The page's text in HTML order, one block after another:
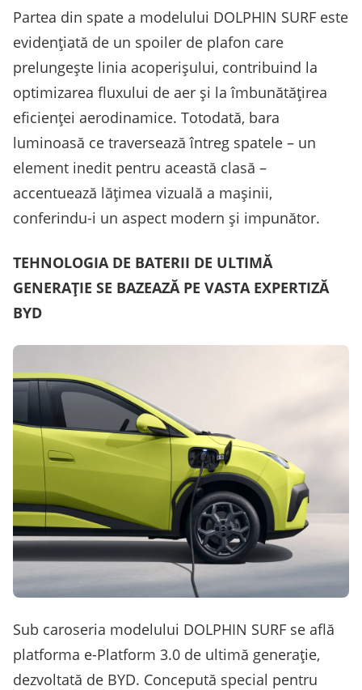
Partea din spate a modelului DOLPHIN SURF este
evidențiată de un spoiler de plafon care
prelungește linia acoperișului, contribuind la
optimizarea fluxului de aer și la îmbunătățirea
eficienței aerodinamice. Totodată, bara
luminoasă ce traversează întreg spatele – un
element inedit pentru această clasă –
accentuează lățimea vizuală a mașinii,
conferindu-i un aspect modern și impunător.
TEHNOLOGIA DE BATERII DE ULTIMĂ
GENERAȚIE SE BAZEAZĂ PE VASTA EXPERTIZĂ
BYD
Sub caroseria modelului DOLPHIN SURF se află
platforma e-Platform 3.0 de ultimă generație,
dezvoltată de BYD. Concepută special pentru